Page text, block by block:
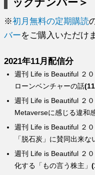
ックナンバー＞
※初月無料の定期購読
バーをご購入いただけ
2021年11月配信分
週刊 Life is Beautiful ２
化する「もの言う株主」
週刊 Life is Beautiful ２
「脱石炭」に賛同出来な
週刊 Life is Beautiful ２
Metaverseに感じる違和
週刊 Life is Beautiful ２
ローンベンチャーの話